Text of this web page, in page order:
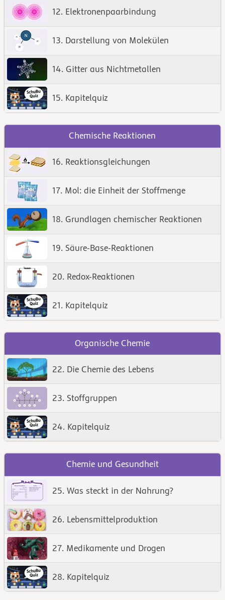
12. Elektronenpaarbindung
13. Darstellung von Molekülen
14. Gitter aus Nichtmetallen
15. Kapitelquiz
Chemische Reaktionen
16. Reaktionsgleichungen
17. Mol: die Einheit der Stoffmenge
18. Grundlagen chemischer Reaktionen
19. Säure-Base-Reaktionen
20. Redox-Reaktionen
21. Kapitelquiz
Organische Chemie
22. Die Chemie des Lebens
23. Stoffgruppen
24. Kapitelquiz
Chemie und Gesundheit
25. Was steckt in der Nahrung?
26. Lebensmittelproduktion
27. Medikamente und Drogen
28. Kapitelquiz